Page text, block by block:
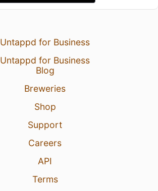
Untappd for Business
Untappd for Business
Blog
Breweries
Shop
Support
Careers
API
Terms